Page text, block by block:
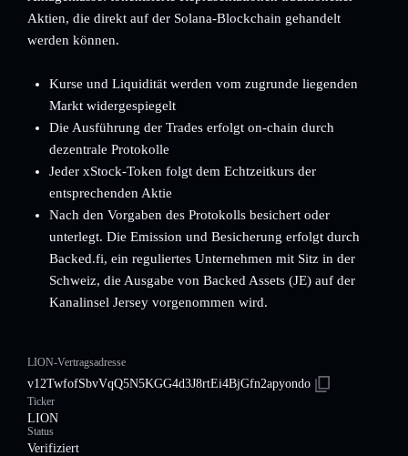
Aktien, die direkt auf der Solana-Blockchain gehandelt
werden können.
Kurse und Liquidität werden vom zugrunde liegenden
Markt widergespiegelt
Die Ausführung der Trades erfolgt on-chain durch
dezentrale Protokolle
Jeder xStock-Token folgt dem Echtzeitkurs der
entsprechenden Aktie
Nach den Vorgaben des Protokolls besichert oder
unterlegt. Die Emission und Besicherung erfolgt durch
Backed.fi, ein reguliertes Unternehmen mit Sitz in der
Schweiz, die Ausgabe von Backed Assets (JE) auf der
Kanalinsel Jersey vorgenommen wird.
LION-Vertragsadresse
v12TwfofSbvVqQ5N5KGG4d3J8rtEi4BjGfn2apyondo
Ticker
LION
Status
Verifiziert